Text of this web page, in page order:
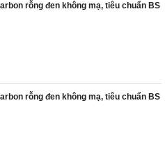
rỗng đen không mạ, tiêu chuẩn BS
rỗng đen không mạ, tiêu chuẩn BS